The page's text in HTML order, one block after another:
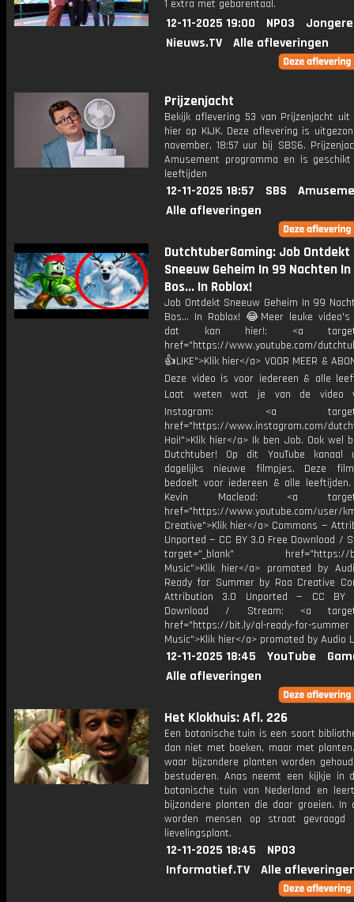
1 extra met gebarentaal.
12-11-2025 19:00 NPO3
Nieuws.TV
Alle afleveringen
Prijzenjacht
Bekijk aflevering 53 van Prijzenjacht uit
hier op KIJK. Deze aflevering is
november, 18:57 uur bij SBS6.
Amusement programma en is
leeftijden
12-11-2025 18:57 SBS
Alle afleveringen
DutchtuberGaming: Job Ontdekt
Sneeuw Geheim In 99 Nachten
Bos... In Roblox!
Job Ontdekt Sneeuw Geheim In 99
Bos... In Roblox! 😂Meer leuke video's
dat kan hier!: <a
href="https://www.youtube.com/
👍LIKE">Klik hier</a> VOOR MEER &
Deze video is voor iedereen & alle
Laat weten wat je van de video
Instagram: <a
href="https://www.instagram.com/
Hoi!">Klik hier</a> Ik ben Job. Ook wel
Dutchtuber! Op dit YouTube kanaal
dagelijks nieuwe filmpjes. Deze
bedoelt voor iedereen & alle
Kevin Macleod: <a
href="https://www.youtube.com/user/
Creative">Klik hier</a> Commons —
Unported — CC BY 3.0 Free Download /
target="_blank" href="https://
Music">Klik hier</a> promoted by
Ready for Summer by Roa Creative
Attribution 3.0 Unported — CC BY
Download / Stream: <a
href="https://bit.ly/al-ready-for-summer
Music">Klik hier</a> promoted by Audio
12-11-2025 18:45 YouTube
Alle afleveringen
Het Klokhuis: Afl. 226
Een botanische tuin is een soort
dan niet met boeken, maar met
waar bijzondere planten worden
bestuderen. Anas neemt een kijkje in
botanische tuin van Nederland en
bijzondere planten die daar groeien. In
worden mensen op straat gevraagd
lievelingsplant.
12-11-2025 18:45
NPO3
Informatief.TV
Alle